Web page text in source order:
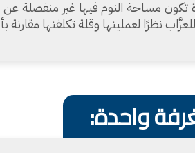
مساحة النوم فيها غير منفصلة عن
نظرًا لعمليتها وقلة تكلفتها مقارنة
واحدة: